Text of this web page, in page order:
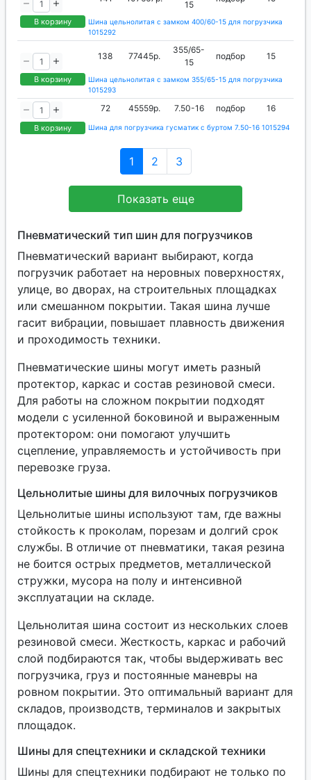
В корзину
15
Шина цельнолитая с замком 400/60-15 для погрузчика
1015292
В корзину
138 77445р.
355/65-
15
подбор 15
Шина цельнолитая с замком 355/65-15 для погрузчика
1015293
В корзину
72 45559р. 7.50-16 подбор 16
Шина для погрузчика гусматик с буртом 7.50-16 1015294
1 2 3
Показать еще
Пневматический тип шин для погрузчиков
Пневматический вариант выбирают, когда
погрузчик работает на неровных поверхностях,
улице, во дворах, на строительных площадках
или смешанном покрытии. Такая шина лучше
гасит вибрации, повышает плавность движения
и проходимость техники.
Пневматические шины могут иметь разный
протектор, каркас и состав резиновой смеси.
Для работы на сложном покрытии подходят
модели с усиленной боковиной и выраженным
протектором: они помогают улучшить
сцепление, управляемость и устойчивость при
перевозке груза.
Цельнолитые шины для вилочных погрузчиков
Цельнолитые шины используют там, где важны
стойкость к проколам, порезам и долгий срок
службы. В отличие от пневматики, такая резина
не боится острых предметов, металлической
стружки, мусора на полу и интенсивной
эксплуатации на складе.
Цельнолитая шина состоит из нескольких слоев
резиновой смеси. Жесткость, каркас и рабочий
слой подбираются так, чтобы выдерживать вес
погрузчика, груз и постоянные маневры на
ровном покрытии. Это оптимальный вариант для
складов, производств, терминалов и закрытых
площадок.
Шины для спецтехники и складской техники
Шины для спецтехники подбирают не только по